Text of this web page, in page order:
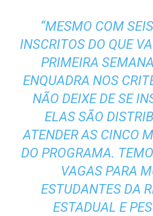
“MESMO COM
INSCRITOS DO QUE
PRIMEIRA
ENQUADRA NOS
NÃO DEIXE DE SE
ELAS SÃO
ATENDER AS CINCO
DO PROGRAMA.
VAGAS PARA
ESTUDANTES DA
ESTADUAL E